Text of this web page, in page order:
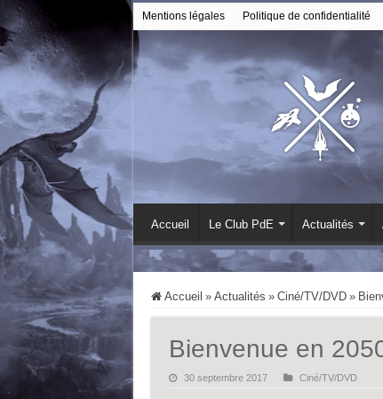
Mentions légales Politique de confidentialité
Accueil Le Club PdE Actualités
Accueil » Actualités » Ciné/TV/DVD »
Bienvenue en
30 septembre 2017 Ciné/TV/DVD